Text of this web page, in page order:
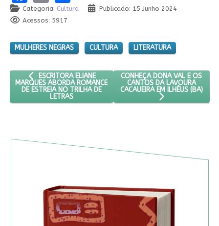
Categoria: Cultura
Publicado: 15 Junho 2024
Acessos: 5917
MULHERES NEGRAS CULTURA LITERATURA
ARTIGO ANTERIOR: ESCRITORA ELIANE MARQUES ABORDA
ESCRITORA ELIANE
MARQUES ABORDA ROMANCE
DE ESTREIA NO TRILHA DE
LETRAS
PRÓXIMO ARTIGO: CONHEÇA
CONHEÇA DONA VAL E OS
CANTOS DA LAVOURA
CACAUEIRA EM ILHÉUS (BA)